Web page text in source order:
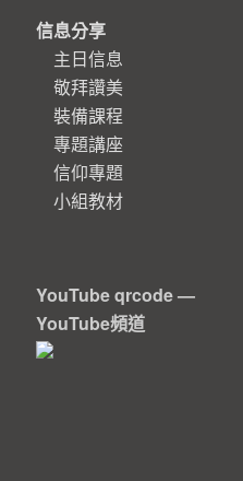
信息分享
主日信息
敬拜讚美
裝備課程
專題講座
信仰專題
小組教材
YouTube qrcode —
YouTube頻道